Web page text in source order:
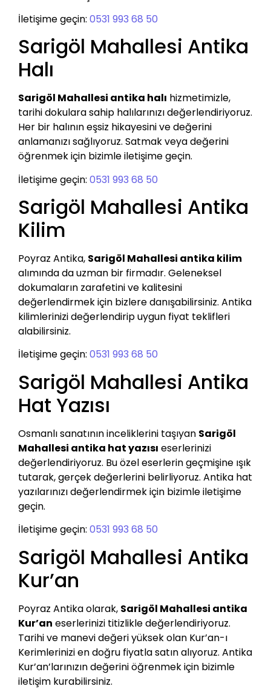
İletişime geçin: 0531 993 68 50
Sarigöl Mahallesi Antika
Halı
Sarigöl Mahallesi antika halı hizmetimizle,
tarihi dokulara sahip halılarınızı değerlendiriyoruz.
Her bir halının eşsiz hikayesini ve değerini
anlamanızı sağlıyoruz. Satmak veya değerini
öğrenmek için bizimle iletişime geçin.
İletişime geçin: 0531 993 68 50
Sarigöl Mahallesi Antika
Kilim
Poyraz Antika, Sarigöl Mahallesi antika kilim
alımında da uzman bir firmadır. Geleneksel
dokumaların zarafetini ve kalitesini
değerlendirmek için bizlere danışabilirsiniz. Antika
kilimlerinizi değerlendirip uygun fiyat teklifleri
alabilirsiniz.
İletişime geçin: 0531 993 68 50
Sarigöl Mahallesi Antika
Hat Yazısı
Osmanlı sanatının inceliklerini taşıyan Sarigöl
Mahallesi antika hat yazısı eserlerinizi
değerlendiriyoruz. Bu özel eserlerin geçmişine ışık
tutarak, gerçek değerlerini belirliyoruz. Antika hat
yazılarınızı değerlendirmek için bizimle iletişime
geçin.
İletişime geçin: 0531 993 68 50
Sarigöl Mahallesi Antika
Kur’an
Poyraz Antika olarak, Sarigöl Mahallesi antika
Kur’an eserlerinizi titizlikle değerlendiriyoruz.
Tarihi ve manevi değeri yüksek olan Kur’an-ı
Kerimlerinizi en doğru fiyatla satın alıyoruz. Antika
Kur’an’larınızın değerini öğrenmek için bizimle
iletişim kurabilirsiniz.